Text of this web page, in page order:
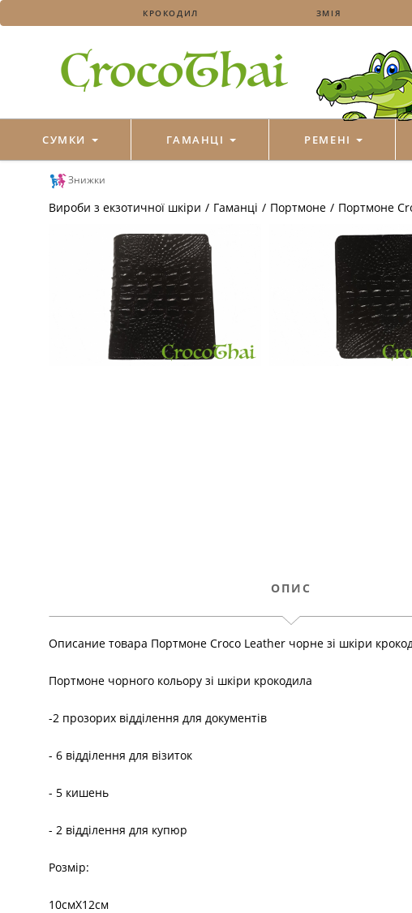
КРОКОДИЛ ЗМІЯ
СУМКИ ГАМАНЦІ РЕМЕНІ
Знижки
Вироби з екзотичної шкіри / Гаманці / Портмоне / Портмоне
ОПИС
Описание товара Портмоне Croco Leather чорне зі шкіри
Портмоне чорного кольору зі шкіри крокодила
-2 прозорих відділення для документів
- 6 відділення для візиток
- 5 кишень
- 2 відділення для купюр
Розмір:
10смХ12см